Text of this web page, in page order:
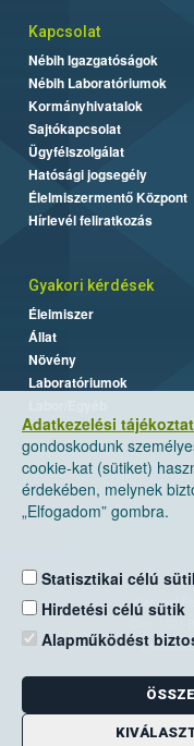
Adatkezelési
gondoskodunk
cookie-kat (sütiket)
érdekében, melynek
„Elfogadom” gombra.
Statisztikai célú
Hirdetési célú sütik
Alapműködést
Kapcsolat
Nébih Igazgatóságok
Nébih Laboratóriumok
Kormányhivatalok
Sajtókapcsolat
Ügyfélszolgálat
Hatósági jogsegély
Élelmiszermentő Központ
Hírlevél feliratkozás
Gyakori kérdések
Élelmiszer
Állat
Növény
Laboratóriumok
Nemzeti
E-mail: